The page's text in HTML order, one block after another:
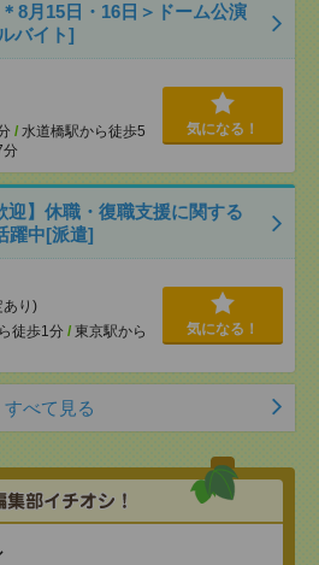
8月15日・16日＞ドーム公演
バイト]
/ 水道橋駅から徒歩5
分
気になる！
迎】休職・復職支援に関する
躍中[派遣]
あり)
徒歩1分 / 東京駅から
気になる！
すべて見る